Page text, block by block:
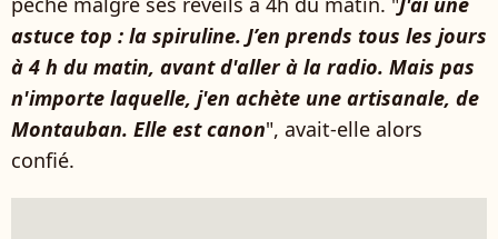
astuce top : la spiruline. J’en prends tous les jours
à 4 h du matin, avant d'aller à la radio. Mais pas
n'importe laquelle, j'en achète une artisanale, de
Montauban. Elle est canon", avait-elle alors
confié.